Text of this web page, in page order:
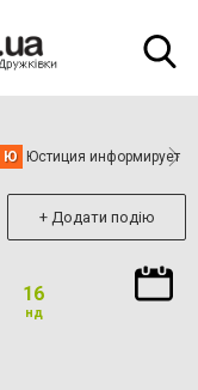
Ю Юстиция информирует
+ Додати подію
16
нд